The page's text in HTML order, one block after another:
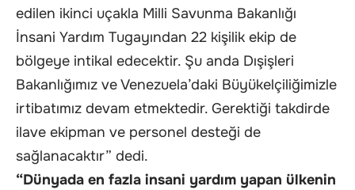
edilen ikinci uçakla Milli Savunma Bakanlığı
İnsani Yardım Tugayından 22 kişilik ekip de
bölgeye intikal edecektir. Şu anda Dışişleri
Bakanlığımız ve Venezuela’daki Büyükelçiliğimizle
irtibatımız devam etmektedir. Gerektiği takdirde
ilave ekipman ve personel desteği de
sağlanacaktır” dedi.
“Dünyada en fazla insani yardım yapan ülkenin